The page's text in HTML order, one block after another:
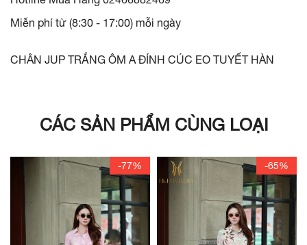
Miễn phí từ (8:30 - 17:00) mỗi ngày
CHÂN JUP TRẮNG ÔM A ĐÍNH CÚC EO TUYẾT HÀN
CÁC SẢN PHẨM CÙNG LOẠI
-77% -65%